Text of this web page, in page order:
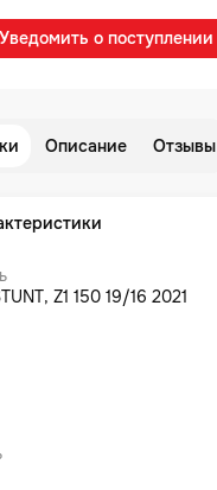
Уведомить о поступлении
Описание Отзывы
Z1 150 19/16 2021